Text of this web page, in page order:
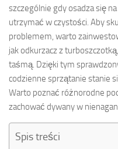
szczególnie gdy osadza się na
utrzymać w czystości. Aby
problemem, warto
jak odkurzacz z
taśmą. Dzięki tym
codzienne sprzątanie stanie
Warto poznać różnorodne
zachować dywany w
Spis treści